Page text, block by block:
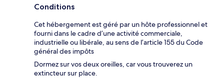
Conditions
Cet hébergement est géré par un hôte professionnel et
fourni dans le cadre d’une activité commerciale,
industrielle ou libérale, au sens de l’article 155 du Code
général des impôts
Dormez sur vos deux oreilles, car vous trouverez un
extincteur sur place.